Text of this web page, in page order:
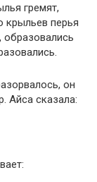
гремят,
крыльев перья
образовались
он
Айса сказала: